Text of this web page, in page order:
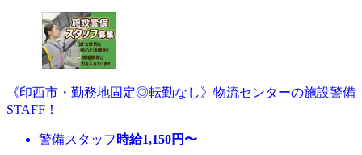
《印西市・勤務地固定◎転勤なし》物流センターの施設警備
STAFF！
警備スタッフ 時給1,150円〜